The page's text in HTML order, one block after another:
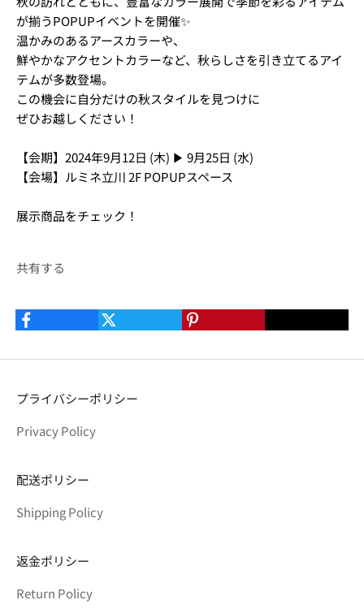
が揃うPOPUPイベントを開催✨
温かみのあるアースカラーや、
鮮やかなアクセントカラーなど、秋らしさを引き立てるアイ
テムが多数登場。
この機会に自分だけの秋スタイルを見つけに
ぜひお越しください！
【会期】2024年9月12日 (木) ▶ 9月25日 (水)
【会場】ルミネ立川 2F POPUPスペース
展示商品をチェック！
共有する
プライバシーポリシー
Privacy Policy
配送ポリシー
Shipping Policy
返金ポリシー
Return Policy